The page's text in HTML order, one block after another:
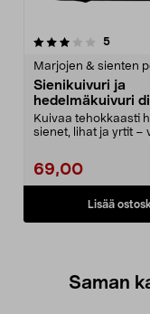
5
Marjojen & sienten
Sienikuivuri ja
hedelmäkuivuri
näyttö, 5 tasoa
Kuivaa tehokkaasti
sienet, lihat ja yrtit –
69,00
Lisää
Saman